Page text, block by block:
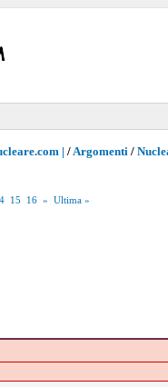
| /Argomenti /
15 16 » Ultima »